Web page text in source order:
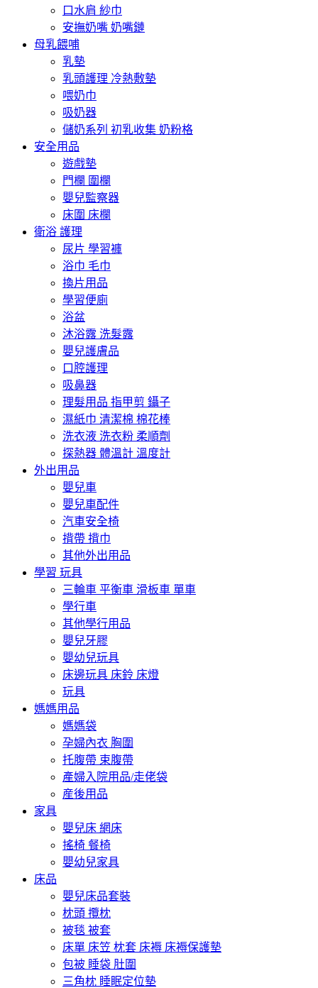
口水肩 紗巾
安撫奶嘴 奶嘴鏈
母乳餵哺
乳墊
乳頭護理 冷熱敷墊
喂奶巾
吸奶器
儲奶系列 初乳收集 奶粉格
安全用品
遊戲墊
門欄 圍欄
嬰兒監察器
床圍 床欄
衛浴 護理
尿片 學習褲
浴巾 毛巾
換片用品
學習便廁
浴盆
沐浴露 洗髮露
嬰兒護膚品
口腔護理
吸鼻器
理髮用品 指甲剪 鑷子
濕紙巾 清潔棉 棉花棒
洗衣液 洗衣粉 柔順劑
探熱器 體溫計 溫度計
外出用品
嬰兒車
嬰兒車配件
汽車安全椅
揹帶 揹巾
其他外出用品
學習 玩具
三輪車 平衡車 滑板車 單車
學行車
其他學行用品
嬰兒牙膠
嬰幼兒玩具
床邊玩具 床鈴 床燈
玩具
媽媽用品
媽媽袋
孕婦內衣 胸圍
托腹帶 束腹帶
產婦入院用品/走佬袋
産後用品
家具
嬰兒床 網床
搖椅 餐椅
嬰幼兒家具
床品
嬰兒床品套裝
枕頭 攬枕
被毯 被套
床單 床笠 枕套 床褥 床褥保護墊
包被 睡袋 肚圍
三角枕 睡眠定位墊